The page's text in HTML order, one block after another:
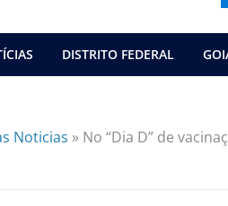
DISTRITO FEDERAL
Noticias » No “Dia D” de